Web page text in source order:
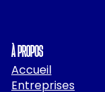
À PROPOS
Accueil
Entreprises